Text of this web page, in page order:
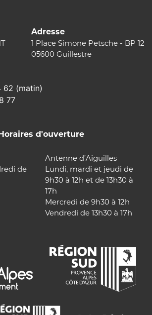
Adresse
1 Place Simone Petsche - BP 12
05600 Guillestre
62 (matin)
77
d'ouverture
de
Antenne d’Aiguilles
Lundi, mardi et jeudi de
9h30 à 12h et de 13h30 à
17h
Mercredi de 9h30 à 12h
Vendredi de 13h30 à 17h